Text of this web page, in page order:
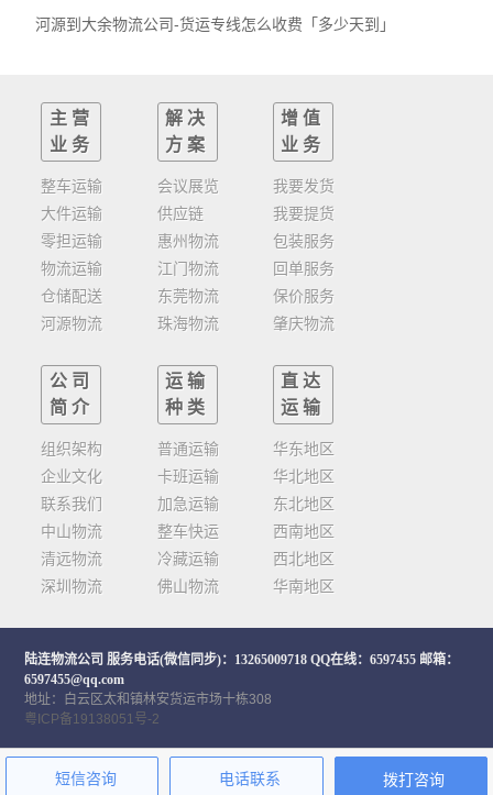
河源到大余物流公司-货运专线怎么收费「多少天到」
主营
业务
整车运输
大件运输
零担运输
物流运输
仓储配送
河源物流
解决
方案
会议展览
供应链
惠州物流
江门物流
东莞物流
珠海物流
增值
业务
我要发货
我要提货
包装服务
回单服务
保价服务
肇庆物流
公司
简介
组织架构
企业文化
联系我们
中山物流
清远物流
深圳物流
运输
种类
普通运输
卡班运输
加急运输
整车快运
冷藏运输
佛山物流
直达
运输
华东地区
华北地区
东北地区
西南地区
西北地区
华南地区
陆连物流公司 服务电话(微信同步)：13265009718 QQ在线：6597455 邮箱：
6597455@qq.com
地址：白云区太和镇林安货运市场十栋308
粤ICP备19138051号-2
短信咨询 电话联系 拨打咨询